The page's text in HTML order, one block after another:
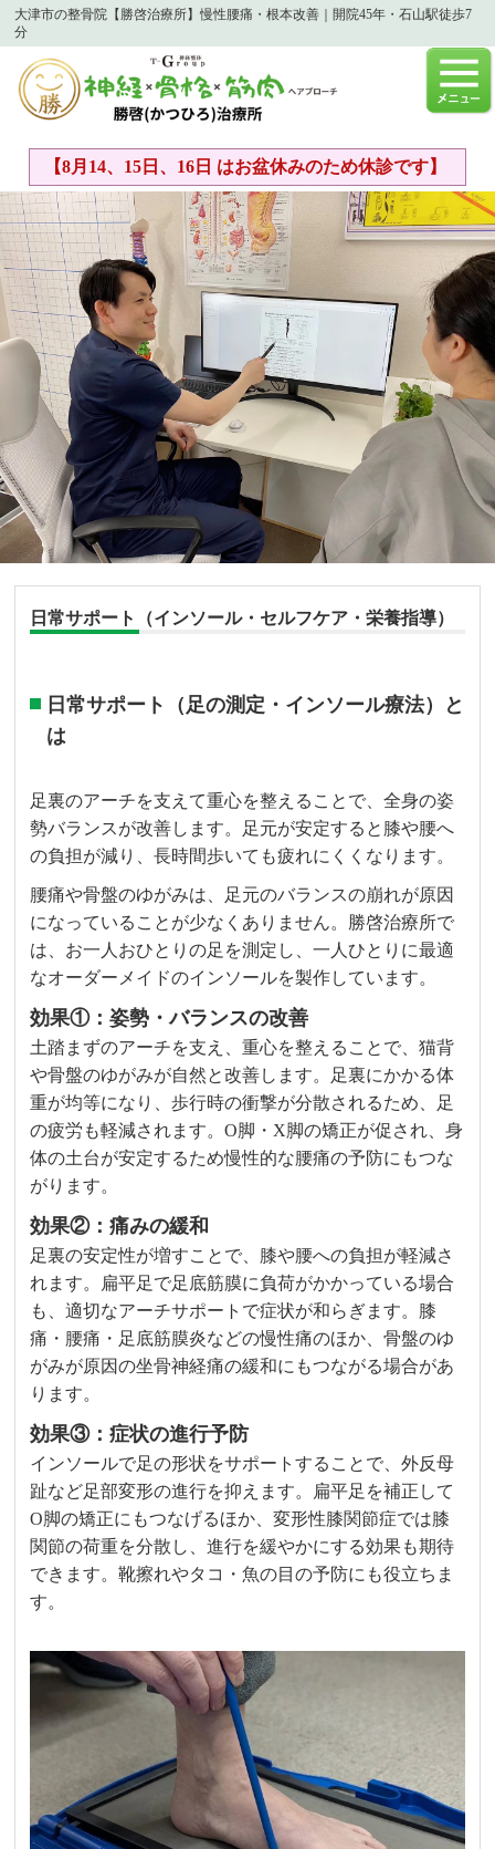
大津市の整骨院【勝啓治療所】慢性腰痛・根本改善｜開院45年・石山駅徒歩7
分
【8月14、15日、16日 はお盆休みのため休診です】
日常サポート（インソール・セルフケア・栄養指導）
日常サポート（足の測定・インソール療法）と
は
足裏のアーチを支えて重心を整えることで、全身の姿
勢バランスが改善します。足元が安定すると膝や腰へ
の負担が減り、長時間歩いても疲れにくくなります。
腰痛や骨盤のゆがみは、足元のバランスの崩れが原因
になっていることが少なくありません。勝啓治療所で
は、お一人おひとりの足を測定し、一人ひとりに最適
なオーダーメイドのインソールを製作しています。
効果①：姿勢・バランスの改善
土踏まずのアーチを支え、重心を整えることで、猫背
や骨盤のゆがみが自然と改善します。足裏にかかる体
重が均等になり、歩行時の衝撃が分散されるため、足
の疲労も軽減されます。O脚・X脚の矯正が促され、身
体の土台が安定するため慢性的な腰痛の予防にもつな
がります。
効果②：痛みの緩和
足裏の安定性が増すことで、膝や腰への負担が軽減さ
れます。扁平足で足底筋膜に負荷がかかっている場合
も、適切なアーチサポートで症状が和らぎます。膝
痛・腰痛・足底筋膜炎などの慢性痛のほか、骨盤のゆ
がみが原因の坐骨神経痛の緩和にもつながる場合があ
ります。
効果③：症状の進行予防
インソールで足の形状をサポートすることで、外反母
趾など足部変形の進行を抑えます。扁平足を補正して
O脚の矯正にもつなげるほか、変形性膝関節症では膝
関節の荷重を分散し、進行を緩やかにする効果も期待
できます。靴擦れやタコ・魚の目の予防にも役立ちま
す。